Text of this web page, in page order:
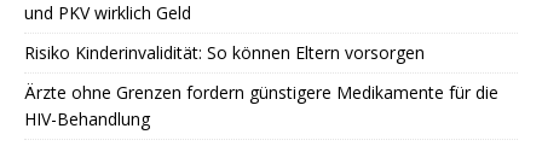
und PKV wirklich Geld
Risiko Kinderinvalidität: So können Eltern vorsorgen
Ärzte ohne Grenzen fordern günstigere Medikamente für die
HIV-Behandlung